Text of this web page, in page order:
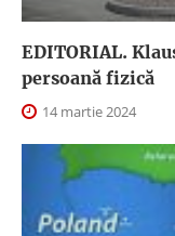
EDITORIAL.
persoană fizică
14 martie 2024